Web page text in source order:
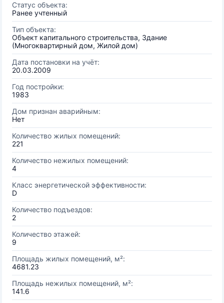
Статус объекта:
Ранее учтенный
Тип объекта:
Объект капитального строительства, Здание
(Многоквартирный дом, Жилой дом)
Дата постановки на учёт:
20.03.2009
Год постройки:
1983
Дом признан аварийным:
Нет
Количество жилых помещений:
221
Количество нежилых помещений:
4
Класс энергетической эффективности:
D
Количество подъездов:
2
Количество этажей:
9
Площадь жилых помещений, м²:
4681.23
Площадь нежилых помещений, м²:
141.6